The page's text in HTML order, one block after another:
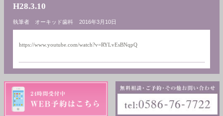
H28.3.10
執筆者 オーキッド歯科 2016年3月10日
https://www.youtube.com/watch?v=RYLvEsBNqpQ